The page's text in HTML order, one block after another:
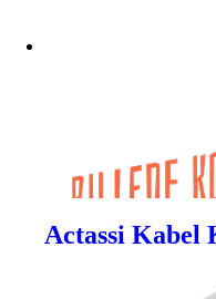
Actassi Kabel